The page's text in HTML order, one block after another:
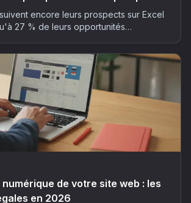
encore leurs prospects sur Excel
27 % de leurs opportunités
y passer ses soirées.
de votre site web : les
en 2026